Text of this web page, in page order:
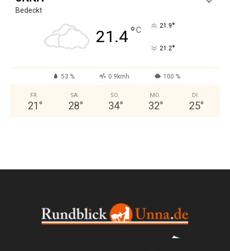
Bedeckt
21.4°C 21.9°
21.2°
53 % 0.9kmh 100 %
FR.
21 °
SA.
28°
SO.
34°
MO.
32°
DI.
25°